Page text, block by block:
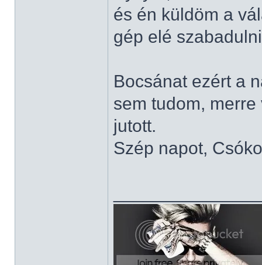
és én küldöm a
gép elé
Bocsánat ezért a
sem tudom,
jutott.
Szép napot,